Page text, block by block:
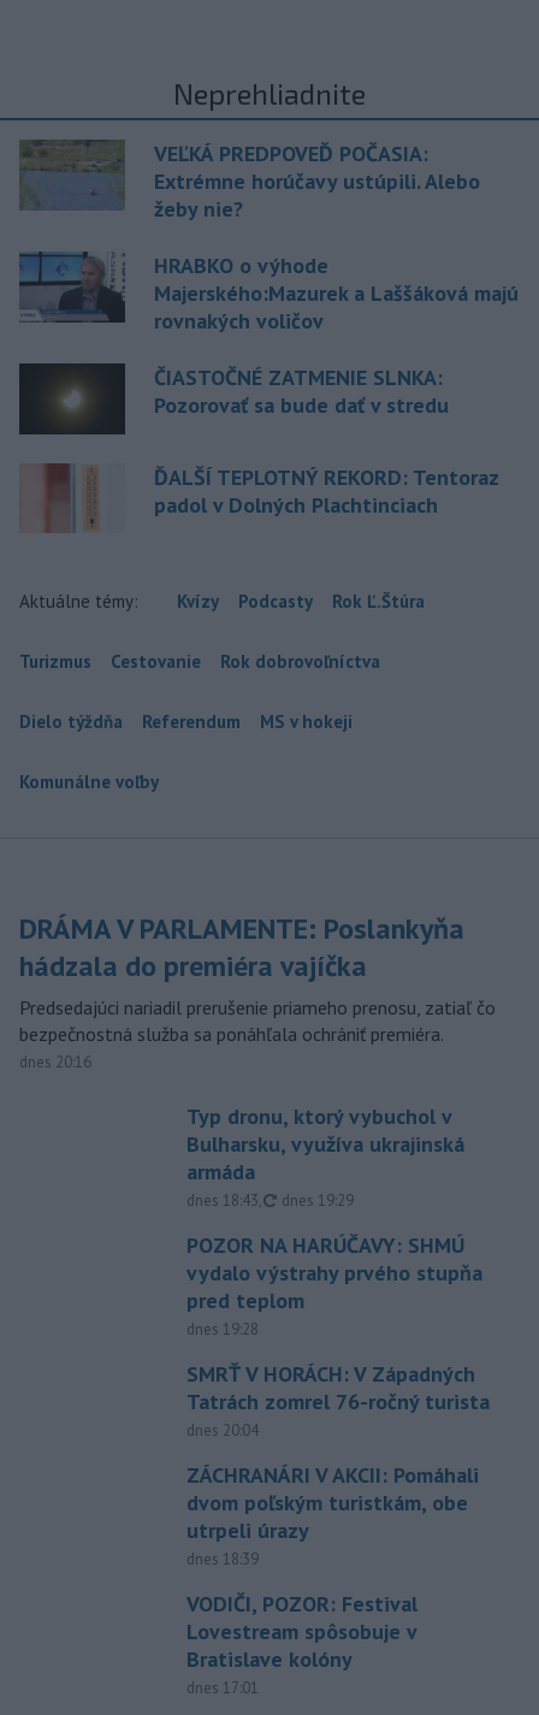
Neprehliadnite
VEĽKÁ PREDPOVEĎ POČASIA:
Extrémne horúčavy ustúpili. Alebo
žeby nie?
HRABKO o výhode
Majerského:Mazurek a Laššáková majú
rovnakých voličov
ČIASTOČNÉ ZATMENIE SLNKA:
Pozorovať sa bude dať v stredu
ĎALŠÍ TEPLOTNÝ REKORD: Tentoraz
padol v Dolných Plachtinciach
Aktuálne témy: Kvízy Podcasty Rok Ľ.Štúra
Turizmus Cestovanie Rok dobrovoľníctva
Dielo týždňa Referendum MS v hokeji
Komunálne voľby
DRÁMA V PARLAMENTE: Poslankyňa
hádzala do premiéra vajíčka
Predsedajúci nariadil prerušenie priameho prenosu, zatiaľ čo
bezpečnostná služba sa ponáhľala ochrániť premiéra.
dnes 20:16
Typ dronu, ktorý vybuchol v
Bulharsku, využíva ukrajinská
armáda
dnes 18:43, aktualizované
dnes 19:29
POZOR NA HARÚČAVY: SHMÚ
vydalo výstrahy prvého stupňa
pred teplom
dnes 19:28
SMRŤ V HORÁCH: V Západných
Tatrách zomrel 76-ročný turista
dnes 20:04
ZÁCHRANÁRI V AKCII: Pomáhali
dvom poľským turistkám, obe
utrpeli úrazy
dnes 18:39
VODIČI, POZOR: Festival
Lovestream spôsobuje v
Bratislave kolóny
dnes 17:01